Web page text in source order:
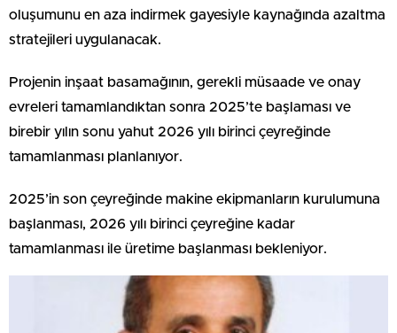
oluşumunu en aza indirmek gayesiyle kaynağında azaltma
stratejileri uygulanacak.
Projenin inşaat basamağının, gerekli müsaade ve onay
evreleri tamamlandıktan sonra 2025’te başlaması ve
birebir yılın sonu yahut 2026 yılı birinci çeyreğinde
tamamlanması planlanıyor.
2025’in son çeyreğinde makine ekipmanların kurulumuna
başlanması, 2026 yılı birinci çeyreğine kadar
tamamlanması ile üretime başlanması bekleniyor.